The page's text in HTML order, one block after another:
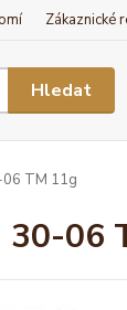
Zákaznické
Hledat
06 TM 11g
30-06